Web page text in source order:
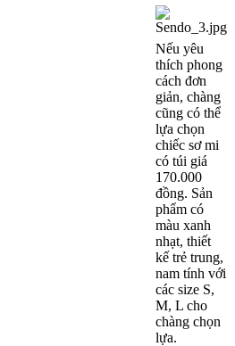
Nếu yêu
thích phong
cách đơn
giản, chàng
cũng có thể
lựa chọn
chiếc sơ mi
có túi giá
170.000
đồng. Sản
phẩm có
màu xanh
nhạt, thiết
kế trẻ trung,
nam tính với
các size S,
M, L cho
chàng chọn
lựa.